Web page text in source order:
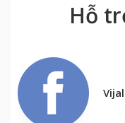
Hỗ